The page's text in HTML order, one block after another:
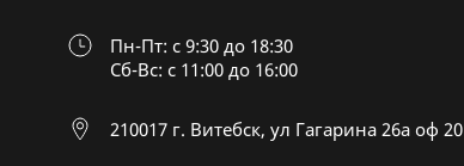
Пн-Пт: с 9:30 до 18:30
Cб-Вс: с 11:00 до 16:00
210017 г. Витебск, ул Гагарина 26а оф 20